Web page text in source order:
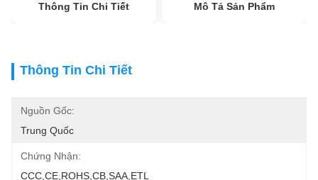
Thông Tin Chi Tiết Mô Tả Sản Phẩm
Thông Tin Chi Tiết
Nguồn Gốc:
Trung Quốc
Chứng Nhận:
CCC,CE,ROHS,CB,SAA,ETL